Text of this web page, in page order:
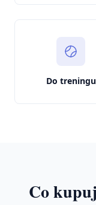
Do treningu
Co